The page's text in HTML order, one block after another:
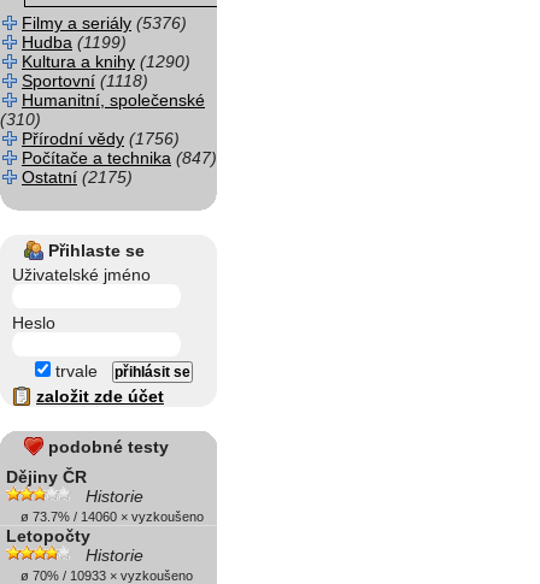
Filmy a seriály (5376)
Hudba (1199)
Kultura a knihy (1290)
Sportovní (1118)
Humanitní, společenské
(310)
Přírodní vědy (1756)
Počítače a technika (847)
Ostatní (2175)
Přihlaste se
Uživatelské jméno
Heslo
trvale
založit zde účet
podobné testy
Dějiny ČR
Historie
ø 73.7% / 14060 × vyzkoušeno
Letopočty
Historie
ø 70% / 10933 × vyzkoušeno